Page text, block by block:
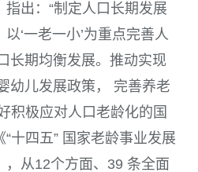
出：“制定人口长期发展
‘一老一小’为重点完善人
长期均衡发展。推动实现
幼儿发展政策， 完善养老
积极应对人口老龄化的国
十四五” 国家老龄事业发展
，从12个方面、 39 条全面